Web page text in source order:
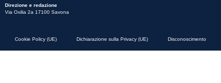
Direzione e redazione
Via Oxilia 2a 17100 Savona
Cookie Policy (UE) Dichiarazione sulla Privacy (UE) Disconoscimento